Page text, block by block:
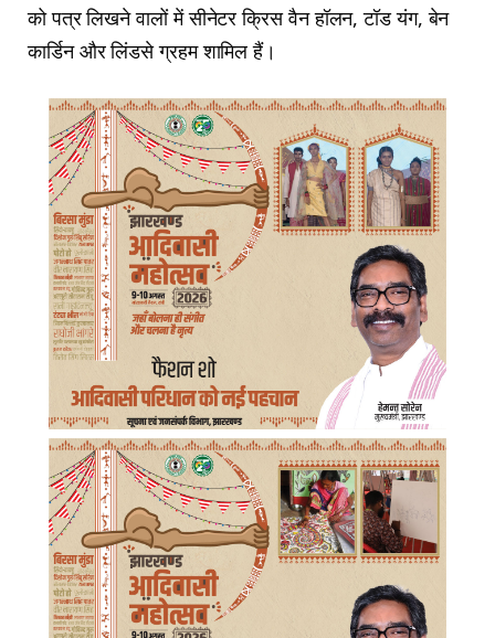
को पत्र लिखने वालों में सीनेटर क्रिस वैन हॉलन, टॉड यंग, बेन
कार्डिन और लिंडसे ग्रहम शामिल हैं।